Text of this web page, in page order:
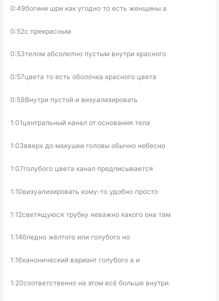
0:49богини шри как угодно то есть женщины а
0:52с прекрасным
0:53телом абсолютно пустым внутри красного
0:57цвета то есть оболочка красного цвета
0:59Внутри пустой и визуализировать
1:01центральный канал от основания тела
1:03вверх до макушки головы обычно небесно
1:07голубого цвета канал предписывается
1:10визуализировать кому-то удобно просто
1:12светящуюся трубку неважно какого она там
1:14бледно жёлтого или голубого но
1:16канонический вариант голубого а и
1:20соответственно на этом всё больше внутри